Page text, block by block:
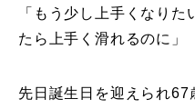
「もう少し上手くなり
たら上手く滑れるのに」
先日誕生日を迎えられ67